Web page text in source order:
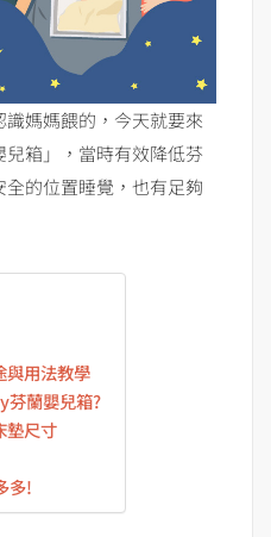
媽媽餵的，今天就要來
箱」，當時有效降低芬
的位置睡覺，也有足夠
與用法教學
蘭嬰兒箱?
墊尺寸
多!